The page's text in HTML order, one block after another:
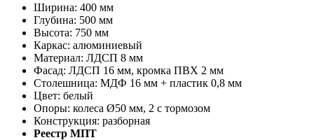
Ширина: 400 мм
Глубина: 500 мм
Высота: 750 мм
Каркас: алюминиевый
Материал: ЛДСП 8 мм
Фасад: ЛДСП 16 мм, кромка ПВХ 2 мм
Столешница: МДФ 16 мм + пластик 0,8 мм
Цвет: белый
Опоры: колеса Ø50 мм, 2 с тормозом
Конструкция: разборная
Реестр МПТ